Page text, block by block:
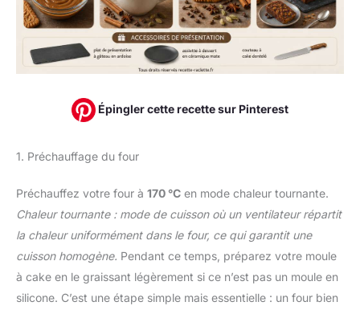
Épingler cette recette sur Pinterest
1. Préchauffage du four
Préchauffez votre four à 170 °C en mode chaleur tournante.
Chaleur tournante : mode de cuisson où un ventilateur répartit
la chaleur uniformément dans le four, ce qui garantit une
cuisson homogène. Pendant ce temps, préparez votre moule
à cake en le graissant légèrement si ce n’est pas un moule en
silicone. C’est une étape simple mais essentielle : un four bien